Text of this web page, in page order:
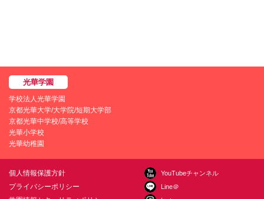
学校法人光華学園
京都光華大学/大学院/短期大学部
京都光華中学校/高等学校
光華小学校
光華幼稚園
個人情報保護方針
プライバシーポリシー
YouTubeチャンネル
Line＠